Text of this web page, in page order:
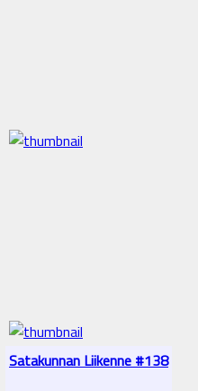
Satakunnan Liikenne #138